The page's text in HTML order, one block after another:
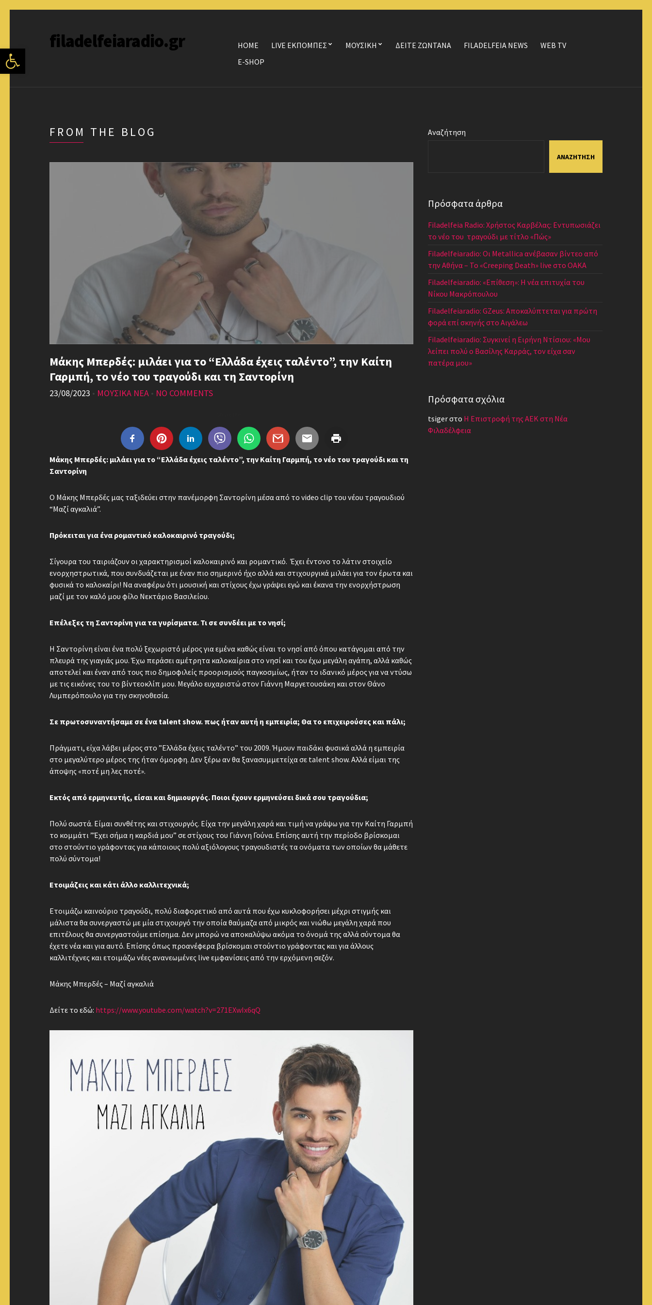
Ανοίξτε τη γραμμή εργαλείων
filadelfeiaradio.gr HOME LIVE ΕΚΠΟΜΠΕΣ ΜΟΥΣΙΚΗ ΔΕΙΤΕ ΖΩΝΤΑΝΑ FILADELFEIA NEWS
WEB TV
E-SHOP
FROM THE BLOG
Μάκης Μπερδές: μιλάει για το “Ελλάδα έχεις ταλέντο”, την Καίτη
Γαρμπή, το νέο του τραγούδι και τη Σαντορίνη
23/08/2023 • ΜΟΥΣΙΚΑ ΝΕΑ • NO COMMENTS
Μάκης Μπερδές: μιλάει για το “Ελλάδα έχεις ταλέντο”, την Καίτη Γαρμπή, το νέο του τραγούδι και τη
Σαντορίνη
Ο Μάκης Μπερδές μας ταξιδεύει στην πανέμορφη Σαντορίνη μέσα από το video clip του νέου τραγουδιού
“Μαζί αγκαλιά”.
Πρόκειται για ένα ρομαντικό καλοκαιρινό τραγούδι;
Σίγουρα του ταιριάζουν οι χαρακτηρισμοί καλοκαιρινό και ρομαντικό. Έχει έντονο το λάτιν στοιχείο
ενορχηστρωτικά, που συνδυάζεται με έναν πιο σημερινό ήχο αλλά και στιχουργικά μιλάει για τον έρωτα και
φυσικά το καλοκαίρι! Να αναφέρω ότι μουσική και στίχους έχω γράψει εγώ και έκανα την ενορχήστρωση
μαζί με τον καλό μου φίλο Νεκτάριο Βασιλείου.
Επέλεξες τη Σαντορίνη για τα γυρίσματα. Τι σε συνδέει με το νησί;
Η Σαντορίνη είναι ένα πολύ ξεχωριστό μέρος για εμένα καθώς είναι το νησί από όπου κατάγομαι από την
πλευρά της γιαγιάς μου. Έχω περάσει αμέτρητα καλοκαίρια στο νησί και του έχω μεγάλη αγάπη, αλλά καθώς
αποτελεί και έναν από τους πιο δημοφιλείς προορισμούς παγκοσμίως, ήταν το ιδανικό μέρος για να ντύσω
με τις εικόνες του το βίντεοκλίπ μου. Μεγάλο ευχαριστώ στον Γιάννη Μαργετουσάκη και στον Θάνο
Λυμπερόπουλο για την σκηνοθεσία.
Σε πρωτοσυναντήσαμε σε ένα talent show. πως ήταν αυτή η εμπειρία; Θα το επιχειρούσες και πάλι;
Πράγματι, είχα λάβει μέρος στο ”Ελλάδα έχεις ταλέντο” του 2009. Ήμουν παιδάκι φυσικά αλλά η εμπειρία
στο μεγαλύτερο μέρος της ήταν όμορφη. Δεν ξέρω αν θα ξανασυμμετείχα σε talent show. Αλλά είμαι της
άποψης «ποτέ μη λες ποτέ».
Εκτός από ερμηνευτής, είσαι και δημιουργός. Ποιοι έχουν ερμηνεύσει δικά σου τραγούδια;
Πολύ σωστά. Είμαι συνθέτης και στιχουργός. Είχα την μεγάλη χαρά και τιμή να γράψω για την Καίτη Γαρμπή
το κομμάτι ”Έχει σήμα η καρδιά μου” σε στίχους του Γιάννη Γούνα. Επίσης αυτή την περίοδο βρίσκομαι
στο στούντιο γράφοντας για κάποιους πολύ αξιόλογους τραγουδιστές τα ονόματα των οποίων θα μάθετε
πολύ σύντομα!
Ετοιμάζεις και κάτι άλλο καλλιτεχνικά;
Ετοιμάζω καινούριο τραγούδι, πολύ διαφορετικό από αυτά που έχω κυκλοφορήσει μέχρι στιγμής και
μάλιστα θα συνεργαστώ με μία στιχουργό την οποία θαύμαζα από μικρός και νιώθω μεγάλη χαρά που
επιτέλους θα συνεργαστούμε επίσημα. Δεν μπορώ να αποκαλύψω ακόμα το όνομά της αλλά σύντομα θα
έχετε νέα και για αυτό. Επίσης όπως προανέφερα βρίσκομαι στούντιο γράφοντας και για άλλους
καλλιτέχνες και ετοιμάζω νέες ανανεωμένες live εμφανίσεις από την ερχόμενη σεζόν.
Μάκης Μπερδές – Μαζί αγκαλιά
Δείτε το εδώ: https://www.youtube.com/watch?v=271EXwIx6qQ
Αναζήτηση
ΑΝΑΖΉΤΗΣΗ
Πρόσφατα άρθρα
Filadelfeia Radio: Χρήστος Καρβέλας: Εντυπωσιάζει
το νέο του τραγούδι με τίτλο «Πώς»
Filadelfeiaradio: Οι Metallica ανέβασαν βίντεο από
την Αθήνα – Το «Creeping Death» live στο ΟΑΚΑ
Filadelfeiaradio: «Επίθεση»: Η νέα επιτυχία του
Νίκου Μακρόπουλου
Filadelfeiaradio: GZeus: Αποκαλύπτεται για πρώτη
φορά επί σκηνής στο Αιγάλεω
Filadelfeiaradio: Συγκινεί η Ειρήνη Ντίσιου: «Μου
λείπει πολύ ο Βασίλης Καρράς, τον είχα σαν
πατέρα μου»
Πρόσφατα σχόλια
tsigerστο Η Επιστροφή της ΑΕΚ στη Νέα
Φιλαδέλφεια